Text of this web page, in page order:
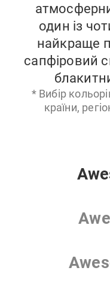
один із
найкраще
сапфіровий
* Вибір
країни,